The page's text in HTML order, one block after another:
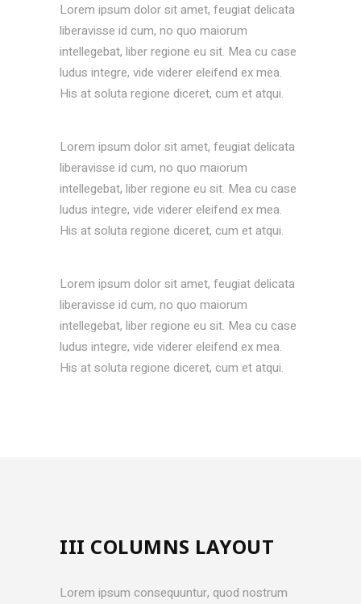
Lorem ipsum dolor sit amet, feugiat delicata
liberavisse id cum, no quo maiorum
intellegebat, liber regione eu sit. Mea cu case
ludus integre, vide viderer eleifend ex mea.
His at soluta regione diceret, cum et atqui.
Lorem ipsum dolor sit amet, feugiat delicata
liberavisse id cum, no quo maiorum
intellegebat, liber regione eu sit. Mea cu case
ludus integre, vide viderer eleifend ex mea.
His at soluta regione diceret, cum et atqui.
Lorem ipsum dolor sit amet, feugiat delicata
liberavisse id cum, no quo maiorum
intellegebat, liber regione eu sit. Mea cu case
ludus integre, vide viderer eleifend ex mea.
His at soluta regione diceret, cum et atqui.
III COLUMNS LAYOUT
Lorem ipsum consequuntur, quod nostrum